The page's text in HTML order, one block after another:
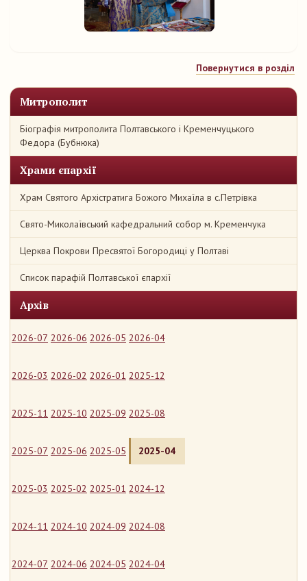
Митрополит
Біографія митрополита Полтавського і Кременчуцького
Федора (Бубнюка)
Храми єпархії
Храм Святого Архістратига Божого Михаїла в с.Петрівка
Свято-Миколаївський кафедральний собор м. Кременчука
Церква Покрови Пресвятої Богородиці у Полтаві
Список парафій Полтавської єпархії
Архів
2026-07 2026-06 2026-05 2026-04
2026-03 2026-02 2026-01 2025-12
2025-11 2025-10 2025-09 2025-08
2025-07 2025-06 2025-05 2025-04
2025-03 2025-02 2025-01 2024-12
2024-11 2024-10 2024-09 2024-08
2024-07 2024-06 2024-05 2024-04
Повернутися в розділ